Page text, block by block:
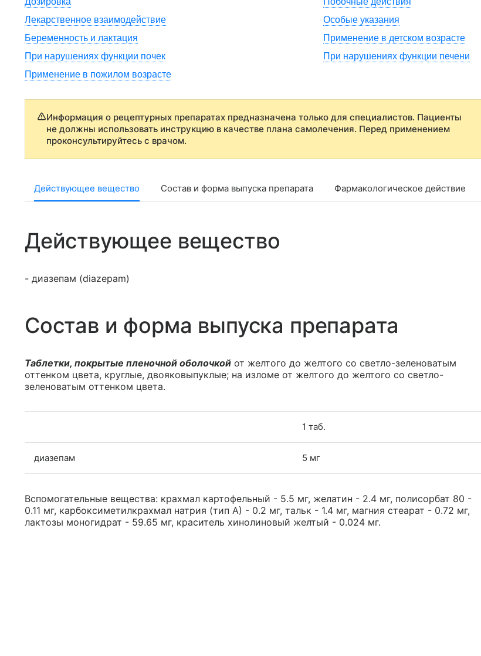
Лекарственное взаимодействие
Особые указания
Беременность и лактация
Применение в детском возрасте
При нарушениях функции почек
При нарушениях функции печени
Применение в пожилом возрасте
Информация о рецептурных препаратах предназначена только для специалистов. Пациенты
не должны использовать инструкцию в качестве плана самолечения. Перед применением
проконсультируйтесь с врачом.
Действующее вещество Состав и форма выпуска препарата Фармакологическое действие
Действующее вещество
- диазепам (diazepam)
Состав и форма выпуска препарата
Таблетки, покрытые пленочной оболочкой от желтого до желтого со светло-зеленоватым
оттенком цвета, круглые, двояковыпуклые; на изломе от желтого до желтого со светло-
зеленоватым оттенком цвета.
1 таб.
диазепам 5 мг
Вспомогательные вещества: крахмал картофельный - 5.5 мг, желатин - 2.4 мг, полисорбат 80 -
0.11 мг, карбоксиметилкрахмал натрия (тип А) - 0.2 мг, тальк - 1.4 мг, магния стеарат - 0.72 мг,
лактозы моногидрат - 59.65 мг, краситель хинолиновый желтый - 0.024 мг.